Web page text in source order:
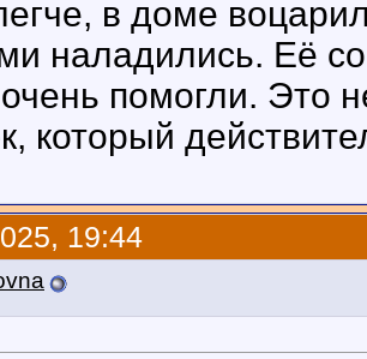
в доме
наладились. Её
помогли. Это
который
19:44